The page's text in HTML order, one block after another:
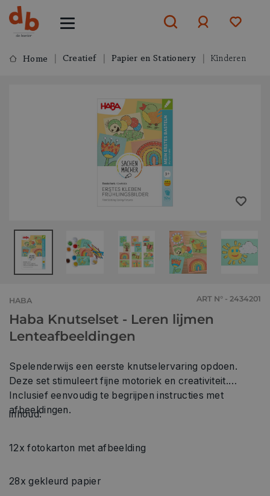
of aanmelden
Home Creatief Papier en Stationery Kinderen
HABA ART N° - 2434201
Haba Knutselset - Leren lijmen
Lenteafbeeldingen
Spelenderwijs een eerste knutselervaring opdoen.
Deze set stimuleert fijne motoriek en creativiteit.
Inclusief eenvoudig te begrijpen instructies met
afbeeldingen.
inhoud:
12x fotokarton met afbeelding
28x gekleurd papier